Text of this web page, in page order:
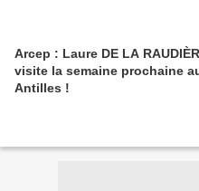
Arcep : Laure DE LA
visite la semaine prochaine
Antilles !